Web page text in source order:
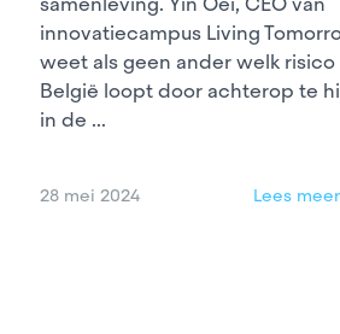
innovatiecampus Living
weet als geen ander welk risico
België loopt door achterop te
in de ...
28 mei 2024 Lees meer